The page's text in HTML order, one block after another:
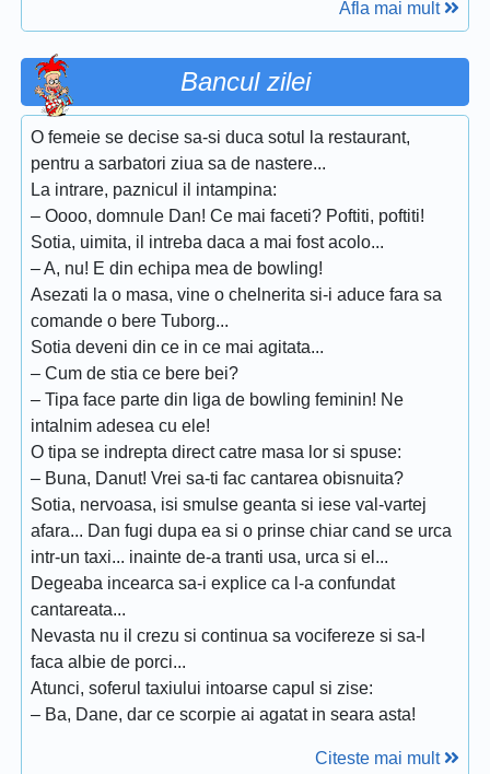
Afla mai mult
Bancul zilei
O femeie se decise sa-si duca sotul la restaurant,
pentru a sarbatori ziua sa de nastere...
La intrare, paznicul il intampina:
– Oooo, domnule Dan! Ce mai faceti? Poftiti, poftiti!
Sotia, uimita, il intreba daca a mai fost acolo...
– A, nu! E din echipa mea de bowling!
Asezati la o masa, vine o chelnerita si-i aduce fara sa
comande o bere Tuborg...
Sotia deveni din ce in ce mai agitata...
– Cum de stia ce bere bei?
– Tipa face parte din liga de bowling feminin! Ne
intalnim adesea cu ele!
O tipa se indrepta direct catre masa lor si spuse:
– Buna, Danut! Vrei sa-ti fac cantarea obisnuita?
Sotia, nervoasa, isi smulse geanta si iese val-vartej
afara... Dan fugi dupa ea si o prinse chiar cand se urca
intr-un taxi... inainte de-a tranti usa, urca si el...
Degeaba incearca sa-i explice ca l-a confundat
cantareata...
Nevasta nu il crezu si continua sa vocifereze si sa-l
faca albie de porci...
Atunci, soferul taxiului intoarse capul si zise:
– Ba, Dane, dar ce scorpie ai agatat in seara asta!
Citeste mai mult